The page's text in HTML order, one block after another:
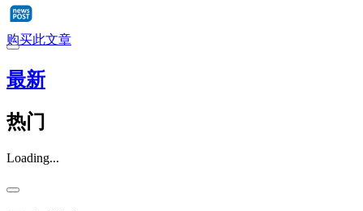
购买此文章
最新
热门
Loading...